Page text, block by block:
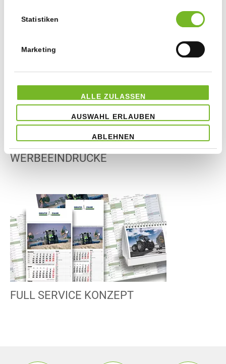
Statistiken
Marketing
ALLE ZULASSEN
AUSWAHL ERLAUBEN
ABLEHNEN
VEREDELUNGSARTEN
WERBEEINDRUCKE
FULL SERVICE KONZEPT